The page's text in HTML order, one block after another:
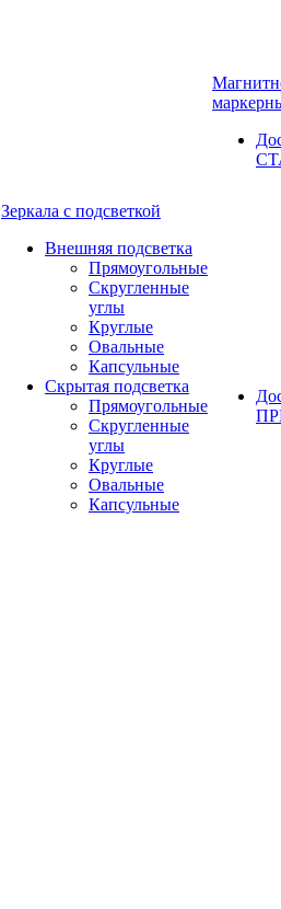
Зеркала с подсветкой
Внешняя подсветка
Прямоугольные
Скругленные
углы
Круглые
Овальные
Капсульные
Скрытая подсветка
Прямоугольные
Скругленные
углы
Круглые
Овальные
Капсульные